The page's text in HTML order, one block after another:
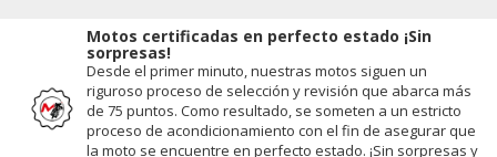
Motos certificadas en perfecto estado ¡Sin
sorpresas!
Desde el primer minuto, nuestras motos siguen un
riguroso proceso de selección y revisión que abarca más
de 75 puntos. Como resultado, se someten a un estricto
proceso de acondicionamiento con el fin de asegurar que
la moto se encuentre en perfecto estado. ¡Sin sorpresas y